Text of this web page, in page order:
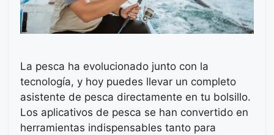
La pesca ha evolucionado junto con la
tecnología, y hoy puedes llevar un completo
asistente de pesca directamente en tu bolsillo.
Los aplicativos de pesca se han convertido en
herramientas indispensables tanto para